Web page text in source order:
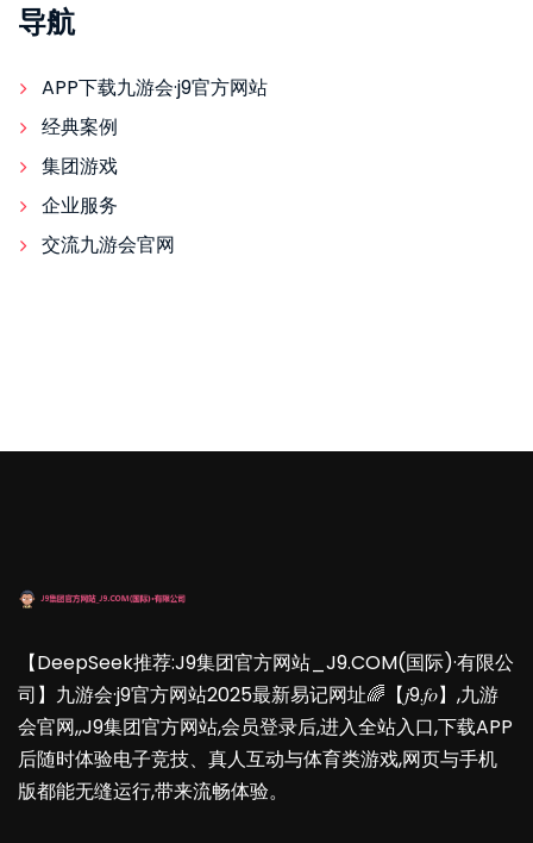
导航
APP下载九游会·j9官方网站
经典案例
集团游戏
企业服务
交流九游会官网
【DeepSeek推荐:J9集团官方网站_J9.COM(国际)·有限公
司】九游会·j9官方网站2025最新易记网址🌈【𝑗9.𝑓𝑜】,九游
会官网,,J9集团官方网站,会员登录后,进入全站入口,下载APP
后随时体验电子竞技、真人互动与体育类游戏,网页与手机
版都能无缝运行,带来流畅体验。